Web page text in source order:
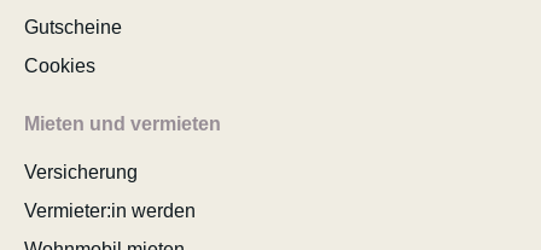
Gutscheine
Cookies
Mieten und vermieten
Versicherung
Vermieter:in werden